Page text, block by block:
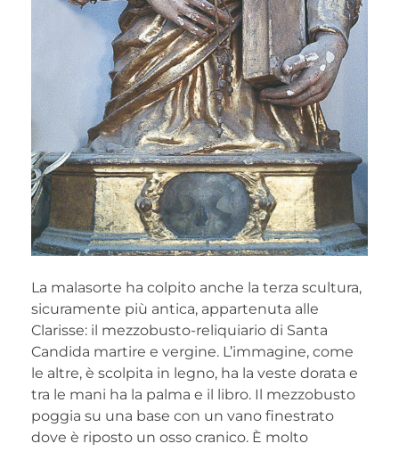
La malasorte ha colpito anche la terza scultura,
sicuramente più antica, appartenuta alle
Clarisse: il mezzobusto-reliquiario di Santa
Candida martire e vergine. L’immagine, come
le altre, è scolpita in legno, ha la veste dorata e
tra le mani ha la palma e il libro. Il mezzobusto
poggia su una base con un vano finestrato
dove è riposto un osso cranico. È molto